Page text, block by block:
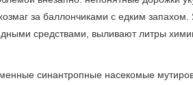
за баллончиками с едким
средствами, выливают литры
синантропные насекомые